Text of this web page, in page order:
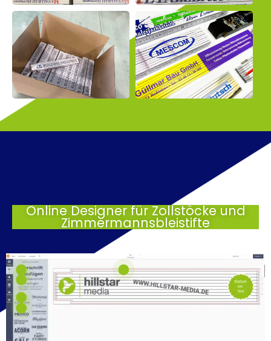
Online Designer für Zollstöcke und
Zimmermannsbleistifte